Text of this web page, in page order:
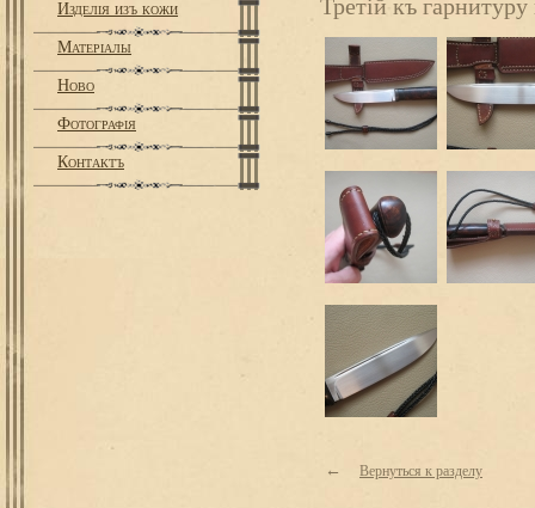
Изделiя изъ кожи
Матерiалы
Ново
Фотографiя
Контактъ
Третiй къ
← Вернуться к разделу